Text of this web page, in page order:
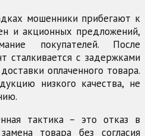
мошенники прибегают к
и акционных предложений,
покупателей. После
сталкивается с задержками
оплаченного товара.
низкого качества, не
тактика – это отказ в
товара без согласия